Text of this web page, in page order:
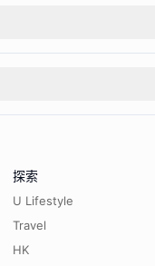
探索
U Lifestyle
Travel
HK